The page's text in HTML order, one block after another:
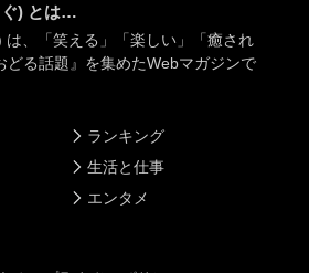
ぐ) とは…
、「笑える」「楽しい」「癒され
どる話題』を集めたWebマガジンで
ランキング
生活と仕事
エンタメ